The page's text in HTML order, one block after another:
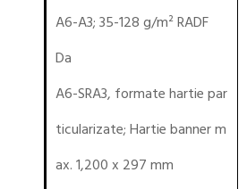
A6-A3; 35-128 g/m² RADF
Da
A6-SRA3, formate hartie par
ticularizate; Hartie banner m
ax. 1,200 x 297 mm